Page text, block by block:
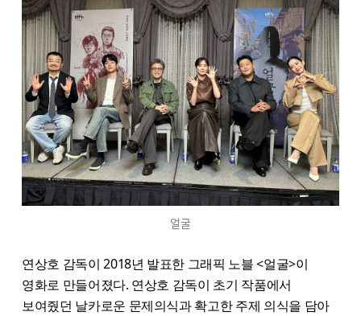
얼굴
연상호 감독이 2018년 발표한 그래픽 노블 <얼굴>이
영화로 만들어졌다. 연상호 감독이 초기 작품에서
보여줬던 날카로운 문제의식과 확고한 주제 의식을 담아